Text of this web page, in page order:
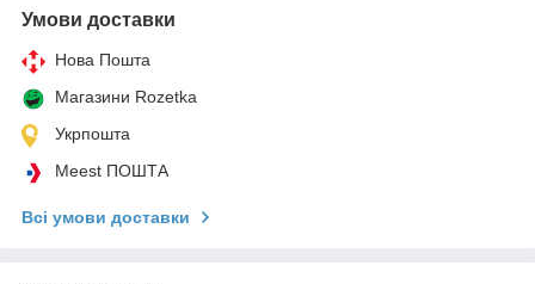
Умови доставки
Нова Пошта
Магазини Rozetka
Укрпошта
Meest ПОШТА
Всі умови доставки